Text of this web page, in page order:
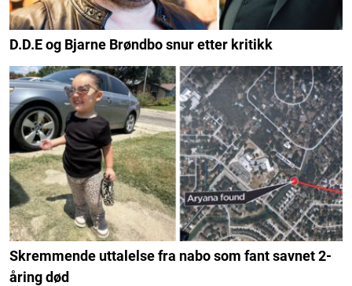
D.D.E og Bjarne Brøndbo snur etter kritikk
Skremmende uttalelse fra nabo som fant savnet 2-
åring død